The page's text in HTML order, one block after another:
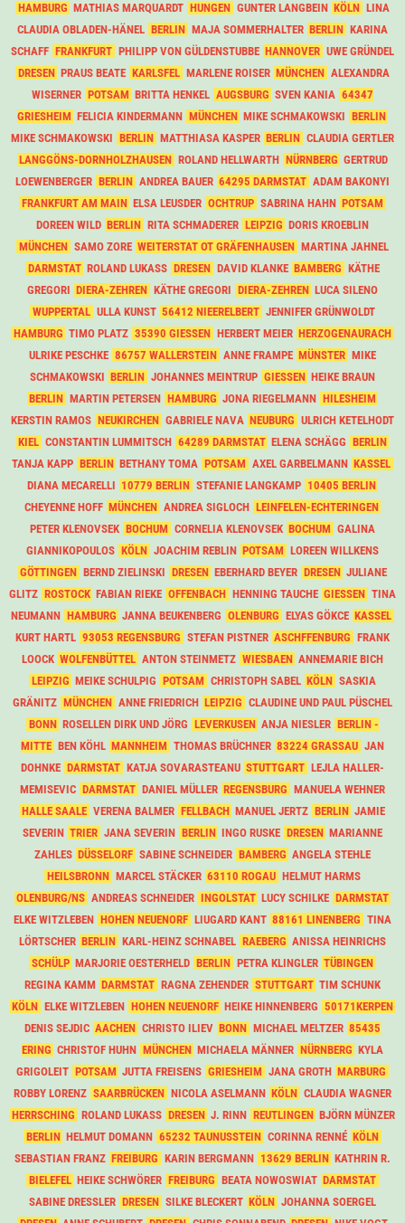
HAMBURG MATHIAS MARQUARDT HUNGEN GUNTER LANGBEIN KÖLN LINA
CLAUDIA OBLADEN-HÄNEL BERLIN MAJA SOMMERHALTER BERLIN KARINA
SCHAFF FRANKFURT PHILIPP VON GÜLDENSTUBBE HANNOVER UWE GRÜNDEL
DRESEN PRAUS BEATE KARLSFEL MARLENE ROISER MÜNCHEN ALEXANDRA
WISERNER POTSAM BRITTA HENKEL AUGSBURG SVEN KANIA 64347
GRIESHEIM FELICIA KINDERMANN MÜNCHEN MIKE SCHMAKOWSKI BERLIN
MIKE SCHMAKOWSKI BERLIN MATTHIASA KASPER BERLIN CLAUDIA GERTLER
LANGGÖNS-DORNHOLZHAUSEN ROLAND HELLWARTH NÜRNBERG GERTRUD
LOEWENBERGER BERLIN ANDREA BAUER 64295 DARMSTAT ADAM BAKONYI
FRANKFURT AM MAIN ELSA LEUSDER OCHTRUP SABRINA HAHN POTSAM
DOREEN WILD BERLIN RITA SCHMADERER LEIPZIG DORIS KROEBLIN
MÜNCHEN SAMO ZORE WEITERSTAT OT GRÄFENHAUSEN MARTINA JAHNEL
DARMSTAT ROLAND LUKASS DRESEN DAVID KLANKE BAMBERG KÄTHE
GREGORI DIERA-ZEHREN KÄTHE GREGORI DIERA-ZEHREN LUCA SILENO
WUPPERTAL ULLA KUNST 56412 NIEERELBERT JENNIFER GRÜNWOLDT
HAMBURG TIMO PLATZ 35390 GIESSEN HERBERT MEIER HERZOGENAURACH
ULRIKE PESCHKE 86757 WALLERSTEIN ANNE FRAMPE MÜNSTER MIKE
SCHMAKOWSKI BERLIN JOHANNES MEINTRUP GIESSEN
HEIKE BRAUN
BERLIN MARTIN PETERSEN HAMBURG JONA RIEGELMANN HILESHEIM
KERSTIN RAMOS NEUKIRCHEN GABRIELE NAVA NEUBURG ULRICH KETELHODT
KIEL CONSTANTIN LUMMITSCH 64289 DARMSTAT ELENA SCHÄGG BERLIN
TANJA KAPP BERLIN BETHANY TOMA POTSAM AXEL GARBELMANN KASSEL
DIANA MECARELLI 10779 BERLIN STEFANIE LANGKAMP 10405 BERLIN
CHEYENNE HOFF MÜNCHEN ANDREA SIGLOCH LEINFELEN-ECHTERINGEN
PETER KLENOVSEK BOCHUM CORNELIA KLENOVSEK BOCHUM GALINA
GIANNIKOPOULOS KÖLN JOACHIM REBLIN POTSAM LOREEN WILLKENS
GÖTTINGEN BERND ZIELINSKI DRESEN EBERHARD BEYER DRESEN JULIANE
GLITZ ROSTOCK FABIAN RIEKE OFFENBACH HENNING TAUCHE GIESSEN
TINA
NEUMANN HAMBURG JANNA BEUKENBERG OLENBURG ELYAS GÖKCE KASSEL
KURT HARTL 93053 REGENSBURG STEFAN PISTNER ASCHFFENBURG FRANK
LOOCK WOLFENBÜTTEL ANTON STEINMETZ WIESBAEN ANNEMARIE BICH
LEIPZIG MEIKE SCHULPIG POTSAM CHRISTOPH SABEL KÖLN SASKIA
GRÄNITZ MÜNCHEN ANNE FRIEDRICH LEIPZIG CLAUDINE UND PAUL PÜSCHEL
BONN ROSELLEN DIRK UND JÖRG LEVERKUSEN ANJA NIESLER BERLIN -
MITTE BEN KÖHL MANNHEIM THOMAS BRÜCHNER 83224 GRASSAU JAN
DOHNKE DARMSTAT KATJA SOVARASTEANU STUTTGART LEJLA HALLER-
MEMISEVIC DARMSTAT DANIEL MÜLLER REGENSBURG MANUELA WEHNER
HALLE SAALE VERENA BALMER FELLBACH MANUEL JERTZ BERLIN JAMIE
SEVERIN TRIER JANA SEVERIN BERLIN INGO RUSKE DRESEN MARIANNE
ZAHLES DÜSSELORF SABINE SCHNEIDER BAMBERG ANGELA STEHLE
HEILSBRONN MARCEL STÄCKER 63110 ROGAU HELMUT HARMS
OLENBURG/NS ANDREAS SCHNEIDER INGOLSTAT LUCY SCHILKE DARMSTAT
ELKE WITZLEBEN HOHEN NEUENORF LIUGARD KANT 88161 LINENBERG TINA
LÖRTSCHER BERLIN KARL-HEINZ SCHNABEL RAEBERG ANISSA HEINRICHS
SCHÜLP MARJORIE OESTERHELD BERLIN PETRA KLINGLER TÜBINGEN
REGINA KAMM DARMSTAT RAGNA ZEHENDER STUTTGART TIM SCHUNK
KÖLN ELKE WITZLEBEN HOHEN NEUENORF HEIKE HINNENBERG 50171KERPEN
DENIS SEJDIC AACHEN CHRISTO ILIEV BONN MICHAEL MELTZER 85435
ERING CHRISTOF HUHN MÜNCHEN MICHAELA MÄNNER NÜRNBERG KYLA
GRIGOLEIT POTSAM JUTTA FREISENS GRIESHEIM JANA GROTH MARBURG
ROBBY LORENZ SAARBRÜCKEN NICOLA ASELMANN KÖLN CLAUDIA WAGNER
HERRSCHING ROLAND LUKASS DRESEN J. RINN REUTLINGEN BJÖRN MÜNZER
BERLIN HELMUT DOMANN 65232 TAUNUSSTEIN CORINNA RENNÉ KÖLN
SEBASTIAN FRANZ FREIBURG KARIN BERGMANN 13629 BERLIN KATHRIN R.
BIELEFEL HEIKE SCHWÖRER FREIBURG BEATA NOWOSWIAT DARMSTAT
SABINE DRESSLER
DRESEN SILKE BLECKERT KÖLN JOHANNA SOERGEL